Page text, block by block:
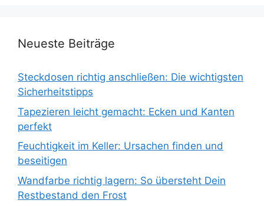
Neueste Beiträge
Steckdosen richtig anschließen: Die wichtigsten
Sicherheitstipps
Tapezieren leicht gemacht: Ecken und Kanten
perfekt
Feuchtigkeit im Keller: Ursachen finden und
beseitigen
Wandfarbe richtig lagern: So übersteht Dein
Restbestand den Frost